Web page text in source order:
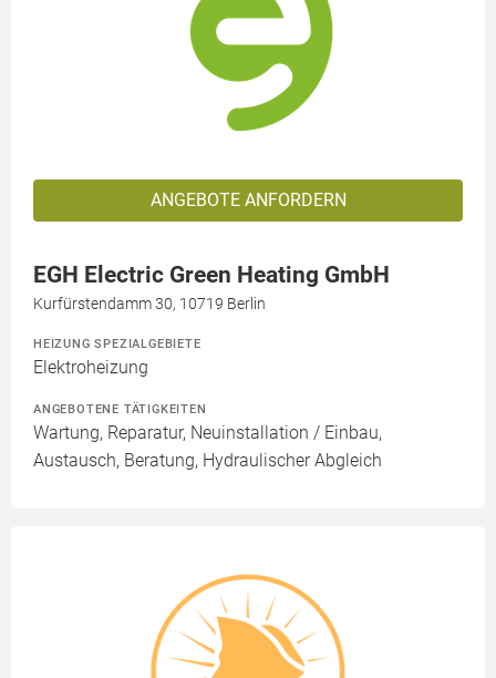
ANGEBOTE ANFORDERN
EGH Electric Green Heating GmbH
Kurfürstendamm 30, 10719 Berlin
HEIZUNG SPEZIALGEBIETE
Elektroheizung
ANGEBOTENE TÄTIGKEITEN
Wartung, Reparatur, Neuinstallation / Einbau,
Austausch, Beratung, Hydraulischer Abgleich